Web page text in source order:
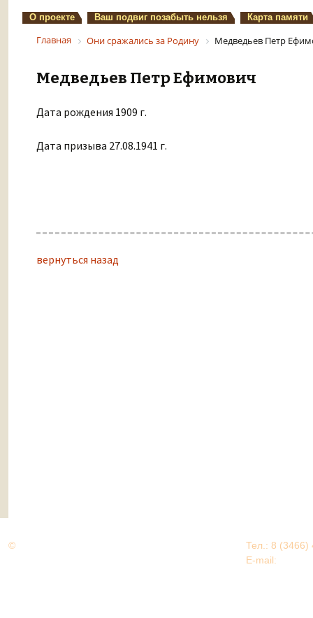
О проекте Ваш подвиг позабыть нельзя Карта памяти
Главная Они сражались за Родину Медведьев Петр
Медведьев Петр Ефимович
Дата рождения 1909 г.
Дата призыва 27.08.1941 г.
вернуться назад
©
Тел.: 8 (3466)
E-mail: